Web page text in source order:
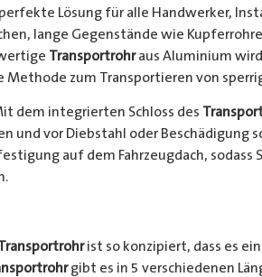
Lösung für alle Handwerker,
lange Gegenstände wie
Transportrohraus Aluminium
zum Transportieren von
dem integrierten Schloss des
und vor Diebstahl oder
auf dem Fahrzeugdach,
ist so konzipiert, dass es
gibt es in 5 verschiedenen